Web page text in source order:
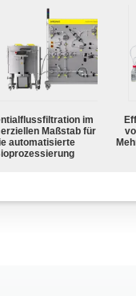
im
Maßstab für
automatisierte